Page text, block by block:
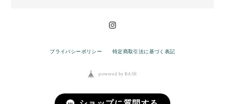
プライバシーポリシー 特定商取引法に基づく表記
powered by BASE